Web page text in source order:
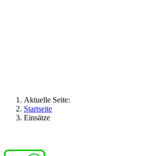
Aktuelle Seite:
Startseite
Einsätze